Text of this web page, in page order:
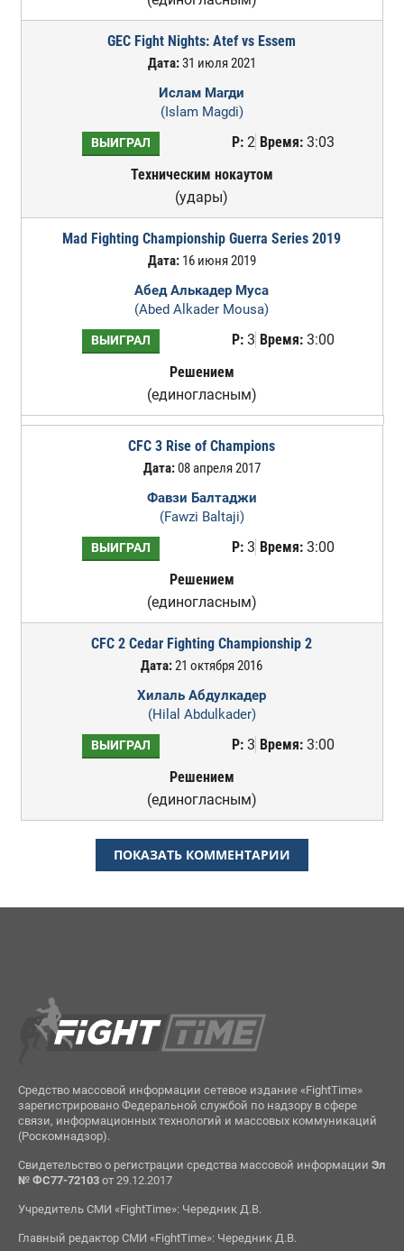
GEC Fight Nights: Atef vs Essem
Дата:31 июля 2021
Ислам Магди
(Islam Magdi)
ВЫИГРАЛ Р:2 Время:3:03
Техническим нокаутом
(удары)
Mad Fighting Championship Guerra Series 2019
Дата:16 июня 2019
Абед Алькадер Муса
(Abed Alkader Mousa)
ВЫИГРАЛ Р:3 Время:3:00
Решением
(единогласным)
CFC 3 Rise of Champions
Дата:08 апреля 2017
Фавзи Балтаджи
(Fawzi Baltaji)
ВЫИГРАЛ Р:3 Время:3:00
Решением
(единогласным)
CFC 2 Cedar Fighting Championship 2
Дата:21 октября 2016
Хилаль Абдулкадер
(Hilal Abdulkader)
ВЫИГРАЛ Р:3 Время:3:00
Решением
(единогласным)
ПОКАЗАТЬ КОММЕНТАРИИ
Средство массовой информации сетевое издание «FightTime»
зарегистрировано Федеральной службой по надзору в сфере
связи, информационных технологий и массовых коммуникаций
(Роскомнадзор).
Свидетельство о регистрации средства массовой информации Эл
№ ФС77-72103от 29.12.2017
Учредитель СМИ «FightTime»: Чередник Д.В.
Главный редактор СМИ «FightTime»: Чередник Д.В.